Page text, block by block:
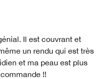
Il est couvrant et
un rendu qui est très
et ma peau est plus
!!